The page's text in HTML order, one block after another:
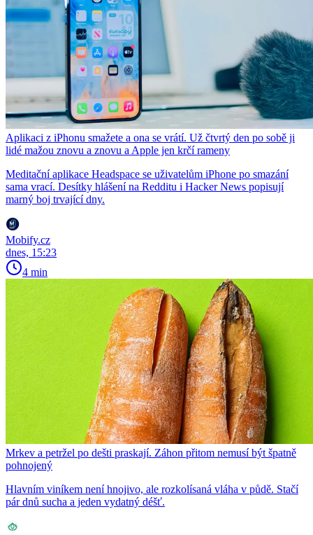
Aplikaci z iPhonu smažete a ona se vrátí. Už čtvrtý den po sobě ji
lidé mažou znovu a znovu a Apple jen krčí rameny
Meditační aplikace Headspace se uživatelům iPhone po smazání
sama vrací. Desítky hlášení na Redditu i Hacker News popisují
marný boj trvající dny.
Mobify.cz
dnes, 15:23
4 min
Mrkev a petržel po dešti praskají. Záhon přitom nemusí být špatně
pohnojený
Hlavním viníkem není hnojivo, ale rozkolísaná vláha v půdě. Stačí
pár dnů sucha a jeden vydatný déšť.